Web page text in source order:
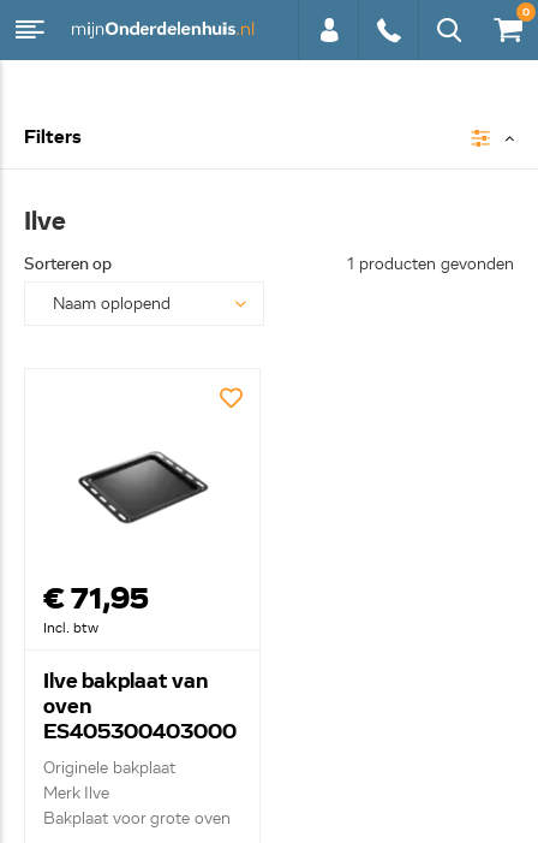
0
Filters
Ilve
Sorteren op 1 producten gevonden
€ 71,95
Incl. btw
Ilve bakplaat van
oven
ES405300403000
6
Originele bakplaat
Merk Ilve
Bakplaat voor grote oven